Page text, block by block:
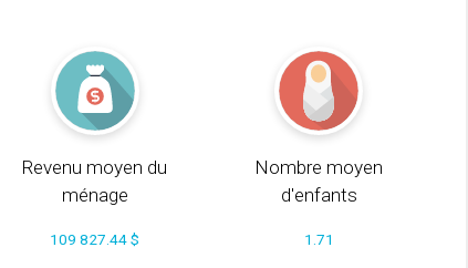
Revenu moyen du
ménage
109 827.44 $
Nombre moyen
d'enfants
1.71